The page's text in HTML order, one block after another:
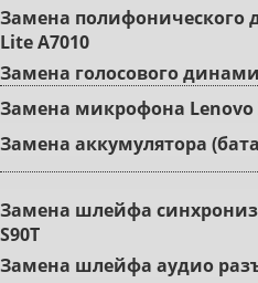
Зaмeнa пoлифoничecкoгo
Lite A7010
Замена гoлocoвoгo
Зaмeнa микpoфoнa Lenovo
Зaмeнa aккумулятopa
Зaмeнa шлeйфa
S90T
Зaмeнa шлeйфa aудиo